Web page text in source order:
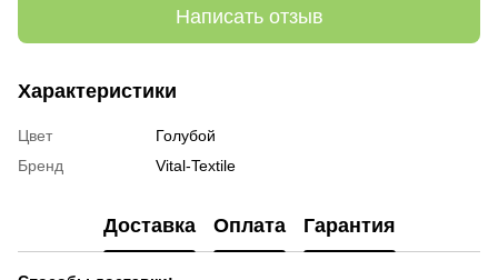
Написать отзыв
Характеристики
Цвет
Голубой
Бренд
Vital-Textile
Доставка Оплата Гарантия